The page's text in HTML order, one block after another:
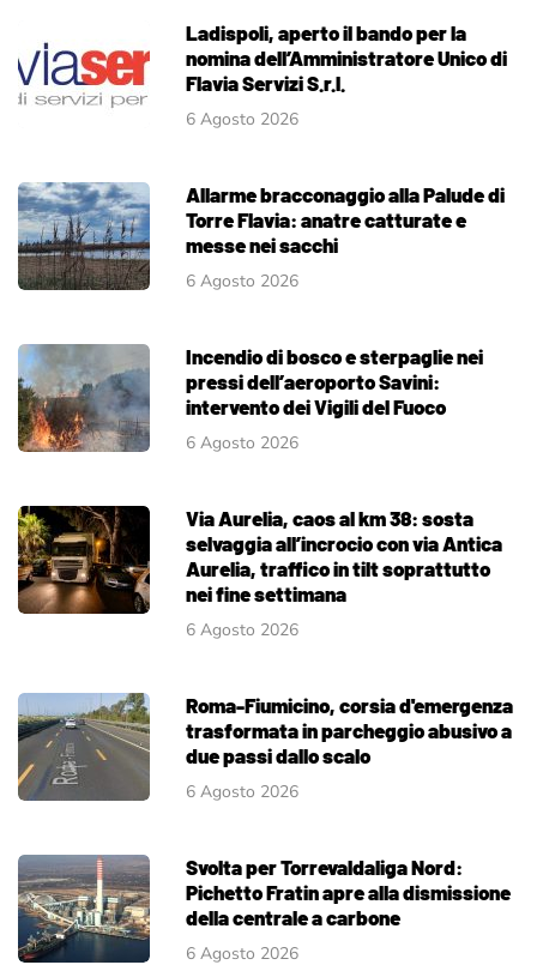
Ladispoli, aperto il bando per la
nomina dell’Amministratore Unico di
Flavia Servizi S.r.l.
6 Agosto 2026
Allarme bracconaggio alla Palude di
Torre Flavia: anatre catturate e
messe nei sacchi
6 Agosto 2026
Incendio di bosco e sterpaglie nei
pressi dell’aeroporto Savini:
intervento dei Vigili del Fuoco
6 Agosto 2026
Via Aurelia, caos al km 38: sosta
selvaggia all’incrocio con via Antica
Aurelia, traffico in tilt soprattutto
nei fine settimana
6 Agosto 2026
Roma-Fiumicino, corsia d'emergenza
trasformata in parcheggio abusivo a
due passi dallo scalo
6 Agosto 2026
Svolta per Torrevaldaliga Nord:
Pichetto Fratin apre alla dismissione
della centrale a carbone
6 Agosto 2026